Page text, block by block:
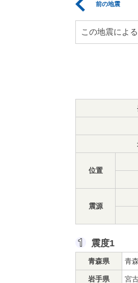
前の地震
この地震によ
位置
震源
震度1
青森県 青
岩手県 宮